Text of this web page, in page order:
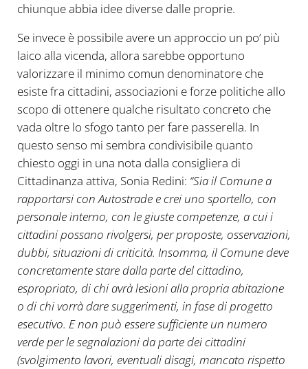
chiunque abbia idee diverse dalle proprie.
Se invece è possibile avere un approccio un po’ più
laico alla vicenda, allora sarebbe opportuno
valorizzare il minimo comun denominatore che
esiste fra cittadini, associazioni e forze politiche allo
scopo di ottenere qualche risultato concreto che
vada oltre lo sfogo tanto per fare passerella. In
questo senso mi sembra condivisibile quanto
chiesto oggi in una nota dalla consigliera di
Cittadinanza attiva, Sonia Redini: “Sia il Comune a
rapportarsi con Autostrade e crei uno sportello, con
personale interno, con le giuste competenze, a cui i
cittadini possano rivolgersi, per proposte, osservazioni,
dubbi, situazioni di criticità. Insomma, il Comune deve
concretamente stare dalla parte del cittadino,
espropriato, di chi avrà lesioni alla propria abitazione
o di chi vorrà dare suggerimenti, in fase di progetto
esecutivo. E non può essere sufficiente un numero
verde per le segnalazioni da parte dei cittadini
(svolgimento lavori, eventuali disagi, mancato rispetto